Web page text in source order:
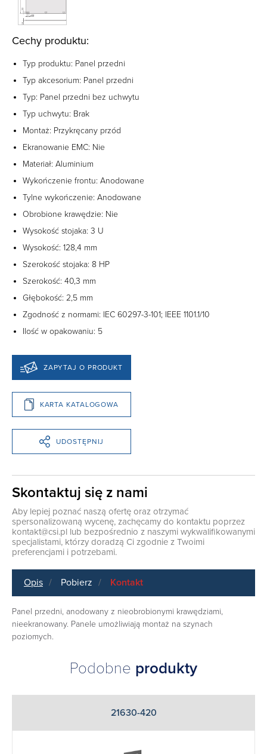
Cechy produktu:
Typ produktu: Panel przedni
Typ akcesorium: Panel przedni
Typ: Panel przedni bez uchwytu
Typ uchwytu: Brak
Montaż: Przykręcany przód
Ekranowanie EMC: Nie
Materiał: Aluminium
Wykończenie frontu: Anodowane
Tylne wykończenie: Anodowane
Obrobione krawędzie: Nie
Wysokość stojaka: 3 U
Wysokość: 128,4 mm
Szerokość stojaka: 8 HP
Szerokość: 40,3 mm
Głębokość: 2,5 mm
Zgodność z normami: IEC 60297-3-101; IEEE 1101.1/10
Ilość w opakowaniu: 5
ZAPYTAJ O PRODUKT
KARTA KATALOGOWA
UDOSTĘPNIJ
Skontaktuj się z nami
Aby lepiej poznać naszą ofertę oraz otrzymać
spersonalizowaną wycenę, zachęcamy do kontaktu poprzez
kontakt@csi.pl lub bezpośrednio z naszymi wykwalifikowanymi
specjalistami, którzy doradzą Ci zgodnie z Twoimi
preferencjami i potrzebami.
Opis Pobierz Kontakt
Panel przedni, anodowany z nieobrobionymi krawędziami,
nieekranowany. Panele umożliwiają montaż na szynach
poziomych.
Podobne produkty
21630-420